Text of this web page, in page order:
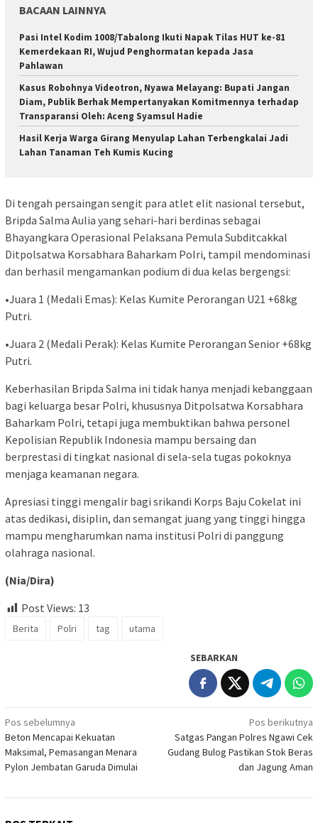
BACAAN LAINNYA
Pasi Intel Kodim 1008/Tabalong Ikuti Napak Tilas HUT ke-81
Kemerdekaan RI, Wujud Penghormatan kepada Jasa
Pahlawan
Kasus Robohnya Videotron, Nyawa Melayang: Bupati Jangan
Diam, Publik Berhak Mempertanyakan Komitmennya terhadap
Transparansi Oleh: Aceng Syamsul Hadie
Hasil Kerja Warga Girang Menyulap Lahan Terbengkalai Jadi
Lahan Tanaman Teh Kumis Kucing
Di tengah persaingan sengit para atlet elit nasional tersebut,
Bripda Salma Aulia yang sehari-hari berdinas sebagai
Bhayangkara Operasional Pelaksana Pemula Subditcakkal
Ditpolsatwa Korsabhara Baharkam Polri, tampil mendominasi
dan berhasil mengamankan podium di dua kelas bergengsi:
•Juara 1 (Medali Emas): Kelas Kumite Perorangan U21 +68kg
Putri.
•Juara 2 (Medali Perak): Kelas Kumite Perorangan Senior +68kg
Putri.
Keberhasilan Bripda Salma ini tidak hanya menjadi kebanggaan
bagi keluarga besar Polri, khususnya Ditpolsatwa Korsabhara
Baharkam Polri, tetapi juga membuktikan bahwa personel
Kepolisian Republik Indonesia mampu bersaing dan
berprestasi di tingkat nasional di sela-sela tugas pokoknya
menjaga keamanan negara.
Apresiasi tinggi mengalir bagi srikandi Korps Baju Cokelat ini
atas dedikasi, disiplin, dan semangat juang yang tinggi hingga
mampu mengharumkan nama institusi Polri di panggung
olahraga nasional.
(Nia/Dira)
Post Views: 13
Berita Polri tag utama
SEBARKAN
Navigasi
pos
Pos sebelumnya
Beton Mencapai Kekuatan
Maksimal, Pemasangan Menara
Pylon Jembatan Garuda Dimulai
Pos berikutnya
Satgas Pangan Polres Ngawi Cek
Gudang Bulog Pastikan Stok Beras
dan Jagung Aman